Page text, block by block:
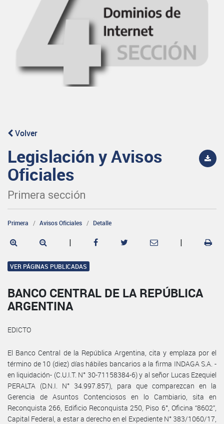
Volver
Legislación y Avisos
Oficiales
Primera sección
Primera Avisos Oficiales Detalle
| |
VER PÁGINAS PUBLICADAS
BANCO CENTRAL DE LA REPÚBLICA
ARGENTINA
EDICTO
El Banco Central de la República Argentina, cita y emplaza por el
término de 10 (diez) días hábiles bancarios a la firma INDAGA S.A. -
en liquidación- (C.U.I.T. N° 30-71158384-6) y al señor Lucas Ezequiel
PERALTA (D.N.I. N° 34.997.857), para que comparezcan en la
Gerencia de Asuntos Contenciosos en lo Cambiario, sita en
Reconquista 266, Edificio Reconquista 250, Piso 6°, Oficina “8602”,
Capital Federal, a estar a derecho en el Expediente N° 383/1060/17,